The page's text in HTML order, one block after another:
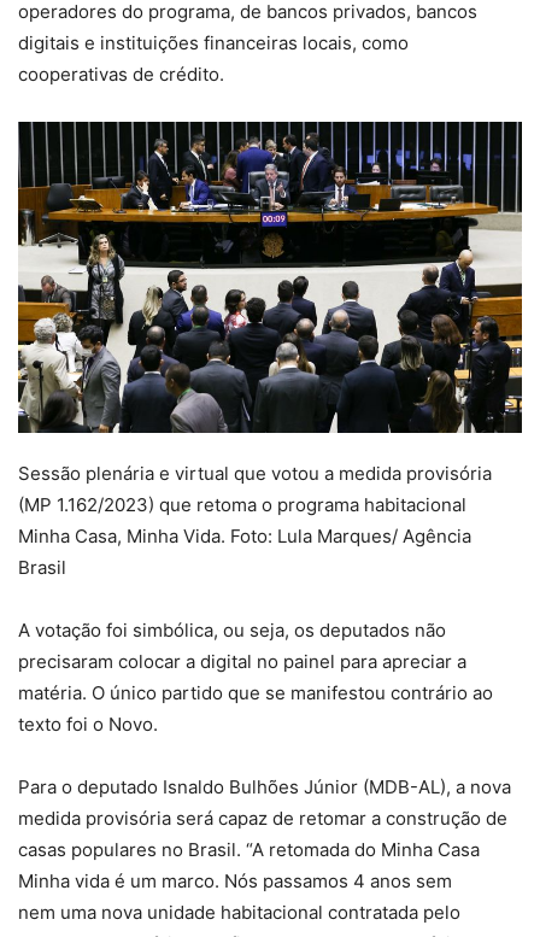
operadores do programa, de bancos privados, bancos
digitais e instituições financeiras locais, como
cooperativas de crédito.
Sessão plenária e virtual que votou a medida provisória
(MP 1.162/2023) que retoma o programa habitacional
Minha Casa, Minha Vida. Foto: Lula Marques/ Agência
Brasil
A votação foi simbólica, ou seja, os deputados não
precisaram colocar a digital no painel para apreciar a
matéria. O único partido que se manifestou contrário ao
texto foi o Novo.
Para o deputado Isnaldo Bulhões Júnior (MDB-AL), a nova
medida provisória será capaz de retomar a construção de
casas populares no Brasil. “A retomada do Minha Casa
Minha vida é um marco. Nós passamos 4 anos sem
nem uma nova unidade habitacional contratada pelo